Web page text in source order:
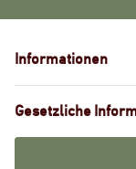
Informationen
Gesetzliche